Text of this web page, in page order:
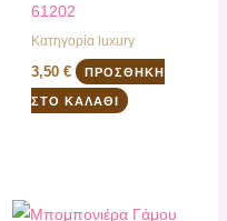
61202
Κατηγορία luxury
3,50 € ΠΡΟΣΘΉΚΗ
ΣΤΟ ΚΑΛΆΘΙ